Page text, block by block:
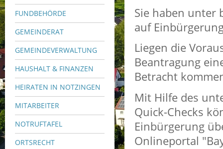
FUNDBEHÖRDE
GEMEINDERAT
GEMEINDEVERWALTUNG
HAUSHALT & FINANZEN
HEIRATEN IN NOTZINGEN
MITARBEITER
NOTRUFTAFEL
ORTSRECHT
Sie haben unter
auf
Liegen die
Beantragung
Betracht
Mit Hilfe des
Quick-Checks
Einbürgerung
Onlineportal